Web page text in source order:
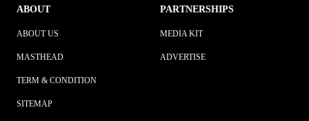
ABOUT
ABOUT US
MASTHEAD
TERM & CONDITION
SITEMAP
PARTNERSHIPS
MEDIA KIT
ADVERTISE